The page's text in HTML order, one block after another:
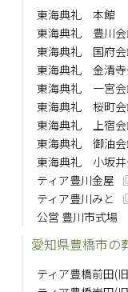
東海典礼 本館
東海典礼 豊川
東海典礼 国府
東海典礼 金清寺
東海典礼 一宮
東海典礼 桜町
東海典礼 上宿
東海典礼 御油
東海典礼 小坂井
ティア豊川金屋
ティア豊川みと
公営 豊川市式場
愛知県豊橋市の
ティア豊橋前田(